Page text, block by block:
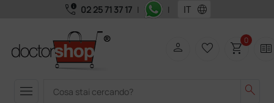
call_quality 02 25 71 37 17 | | language
menu search
person favorite_border shopping_cart0 two_pager